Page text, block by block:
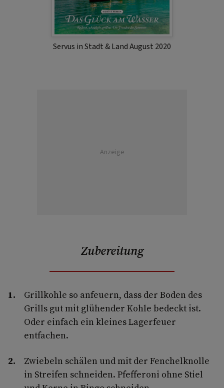
Servus in Stadt & Land August 2020
Anzeige
Zubereitung
Grillkohle so anfeuern, dass der Boden des
Grills gut mit glühender Kohle bedeckt ist.
Oder einfach ein kleines Lagerfeuer
entfachen.
Zwiebeln schälen und mit der Fenchelknolle
in Streifen schneiden. Pfefferoni ohne Stiel